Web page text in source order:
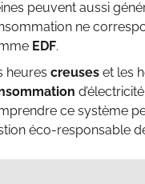
peuvent aussi
ne
EDF.
heures creuses et les
ce système
éco-responsable